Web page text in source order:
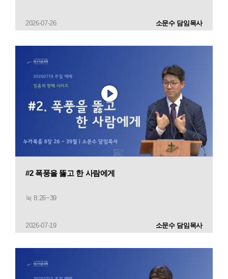
2026-07-26 소문수 담임목사
#2 폭풍을 뚫고 한 사람에게
눅 8:26~39
2026-07-19 소문수 담임목사